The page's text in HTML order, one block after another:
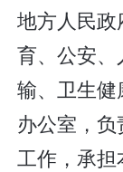
地方人民
育、公安
输、卫生
办公室，
工作，承